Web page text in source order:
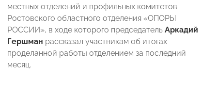
местных отделений и профильных комитетов
Ростовского областного отделения «ОПОРЫ
РОССИИ», в ходе которого председатель Аркадий
Гершман рассказал участникам об итогах
проделанной работы отделением за последний
месяц.